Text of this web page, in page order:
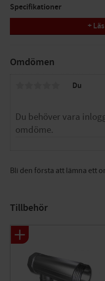
Specifikationer
Tryck/Flöde/Temp:
Färg: Mässing
Typ av tillbehör/
+
Omdömen
Du
Bli den första att lämna ett
Tillbehör